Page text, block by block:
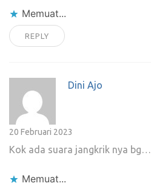
Memuat...
REPLY
Dini Ajo
20 Februari 2023
Kok ada suara jangkrik nya bg…
Memuat...